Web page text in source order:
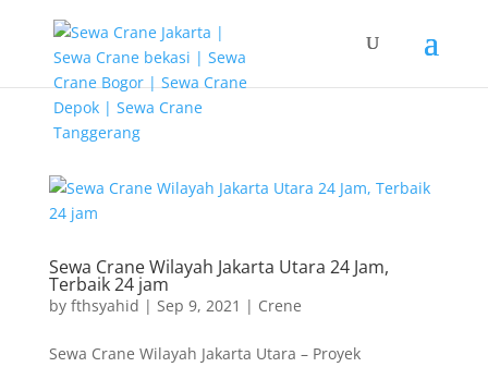
Sewa Crane Wilayah Jakarta Utara 24 Jam,
Terbaik 24 jam
by fthsyahid | Sep 9, 2021 | Crene
Sewa Crane Wilayah Jakarta Utara – Proyek